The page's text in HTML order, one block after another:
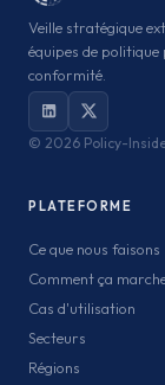
Veille stratégique
équipes de
conformité.
© 2026 Policy-
PLATEFORME
Ce que nous faisons
Comment ça
Cas d'utilisation
Secteurs
Régions